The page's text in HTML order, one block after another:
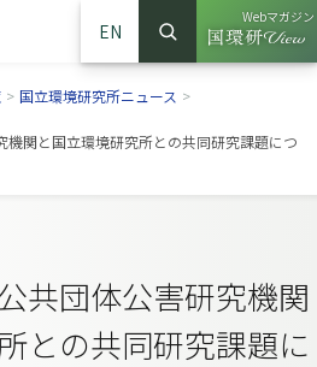
EN
サイト内検索
検索
Webマガジン
（別ウイ
> 国立環境研究所ニュース >
関と国立環境研究所との共同研究課題につ
共団体公害研究機関
との共同研究課題に